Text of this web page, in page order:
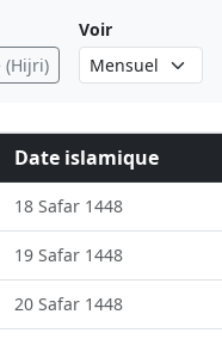
(Hijri)
Voir
Date islamique
18 Safar 1448
19 Safar 1448
20 Safar 1448